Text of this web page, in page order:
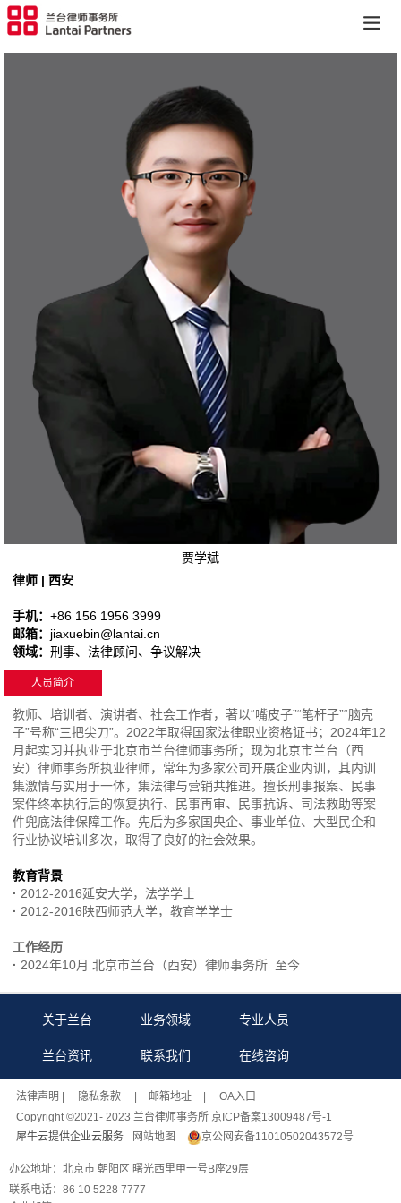
贾学斌
律师 | 西安
手机：+86 156 1956 3999
邮箱： jiaxuebin@lantai.cn
领域：刑事、法律顾问、争议解决
人员简介
教师、培训者、演讲者、社会工作者，著以“嘴皮子”“笔杆子”“脑壳
子”号称“三把尖刀”。2022年取得国家法律职业资格证书；2024年12
月起实习并执业于北京市兰台律师事务所；现为北京市兰台（西
安）律师事务所执业律师，常年为多家公司开展企业内训，其内训
集激情与实用于一体，集法律与营销共推进。擅长刑事报案、民事
案件终本执行后的恢复执行、民事再审、民事抗诉、司法救助等案
件兜底法律保障工作。先后为多家国央企、事业单位、大型民企和
行业协议培训多次，取得了良好的社会效果。
教育背景
· 2012-2016延安大学，法学学士
· 2012-2016陕西师范大学，教育学学士
工作经历
· 2024年10月 北京市兰台（西安）律师事务所 至今
关于兰台 业务领域 专业人员
兰台资讯 联系我们 在线咨询
法律声明 | 隐私条款 | 邮箱地址
| OA入口
Copyright ©2021- 2023 兰台律师事务所 京ICP备案13009487号-1
犀牛云提供企业云服务
网站地图 京公网安备11010502043572号
办公地址：北京市 朝阳区 曙光西里甲一号B座29层
联系电话：86 10 5228 7777